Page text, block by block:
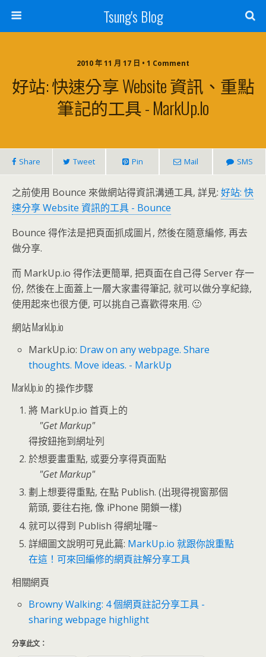
Tsung's Blog
2010 年 11 月 17 日 • 1 Comment
好站: 快速分享 Website 資訊、重點
筆記的工具 - MarkUp.io
Share Tweet Pin Mail SMS
之前使用 Bounce 來做網站得資訊溝通工具, 詳見: 好站: 快
速分享 Website 資訊的工具 - Bounce
Bounce 得作法是把頁面抓成圖片, 然後在隨意編修, 再去
做分享.
而 MarkUp.io 得作法更簡單, 把頁面在自己得 Server 存一
份, 然後在上面蓋上一層大家畫得筆記, 就可以做分享紀錄,
使用起來也很方便, 可以挑自己喜歡得來用. 🙂
網站 MarkUp.io
MarkUp.io: Draw on any webpage. Share
thoughts. Move ideas. - MarkUp
MarkUp.io 的 操作步驟
將 MarkUp.io 首頁上的
Get Markup
得按鈕拖到網址列
於想要畫重點, 或要分享得頁面點
Get Markup
劃上想要得重點, 在點 Publish. (出現得視窗那個
箭頭, 要往右拖, 像 iPhone 開鎖一樣)
就可以得到 Publish 得網址囉~
詳細圖文說明可見此篇: MarkUp.io 就跟你說重點
在這！可來回編修的網頁註解分享工具
相關網頁
Browny Walking: 4 個網頁註記分享工具 -
sharing webpage highlight
分享此文：